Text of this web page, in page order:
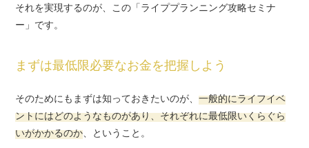
それを実現するのが、この「ライププランニング攻略セミナ
ー」です。
まずは最低限必要なお金を把握しよう
そのためにもまずは知っておきたいのが、一般的にライフイベ
ントにはどのようなものがあり、それぞれに最低限いくらぐら
いがかかるのか、ということ。